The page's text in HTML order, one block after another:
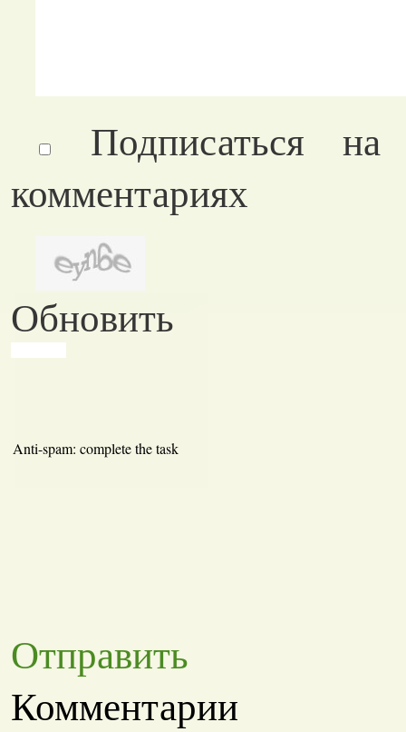
Подписаться
комментариях
Обновить
Anti-spam: complete the task
Отправить
Комментарии